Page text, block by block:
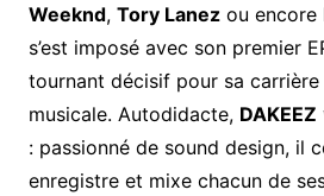
Weeknd, Tory Lanezou encore
s’est imposé avec son premier
tournant décisif pour sa
musicale. Autodidacte, DAKEEZ
: passionné de sound design, il
enregistre et mixe chacun de